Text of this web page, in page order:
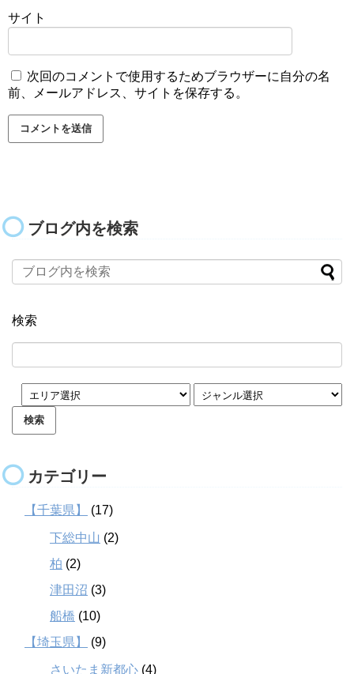
サイト
次回のコメントで使用するためブラウザーに自分の名
前、メールアドレス、サイトを保存する。
ブログ内を検索
検索
カテゴリー
【千葉県】 (17)
下総中山 (2)
柏 (2)
津田沼 (3)
船橋 (10)
【埼玉県】
(9)
さいたま新都心 (4)